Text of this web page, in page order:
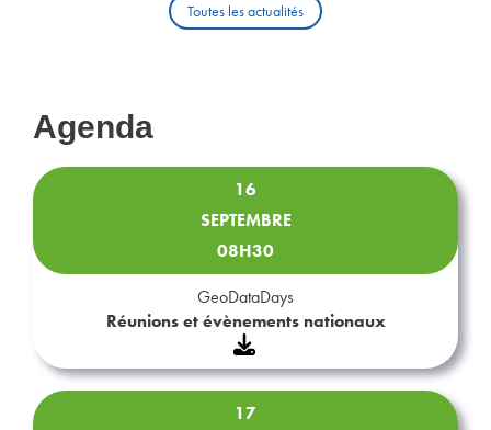
Toutes les actualités
Agenda
16
SEPTEMBRE
08H30
GeoDataDays
Réunions et évènements nationaux
17